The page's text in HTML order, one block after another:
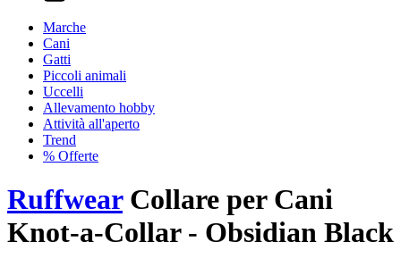
Marche
Cani
Gatti
Piccoli animali
Uccelli
Allevamento hobby
Attività all'aperto
Trend
% Offerte
RuffwearCollare per Cani
Knot-a-Collar - Obsidian Black